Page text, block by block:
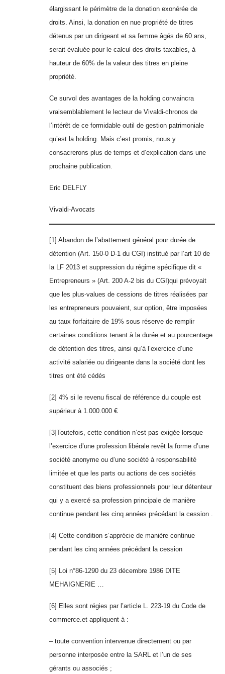
élargissant le périmètre de la donation exonérée de
droits. Ainsi, la donation en nue propriété de titres
détenus par un dirigeant et sa femme âgés de 60 ans,
serait évaluée pour le calcul des droits taxables, à
hauteur de 60% de la valeur des titres en pleine
propriété.
Ce survol des avantages de la holding convaincra
vraisemblablement le lecteur de Vivaldi-chronos de
l’intérêt de ce formidable outil de gestion patrimoniale
qu’est la holding. Mais c’est promis, nous y
consacrerons plus de temps et d’explication dans une
prochaine publication.
Eric DELFLY
Vivaldi-Avocats
[1] Abandon de l’abattement général pour durée de
détention (Art. 150-0 D-1 du CGI) institué par l’art 10 de
la LF 2013 et suppression du régime spécifique dit «
Entrepreneurs » (Art. 200 A-2 bis du CGI)qui prévoyait
que les plus-values de cessions de titres réalisées par
les entrepreneurs pouvaient, sur option, être imposées
au taux forfaitaire de 19% sous réserve de remplir
certaines conditions tenant à la durée et au pourcentage
de détention des titres, ainsi qu’à l’exercice d’une
activité salariée ou dirigeante dans la société dont les
titres ont été cédés
[2] 4% si le revenu fiscal de référence du couple est
supérieur à 1.000.000 €
[3]Toutefois, cette condition n’est pas exigée lorsque
l’exercice d’une profession libérale revêt la forme d’une
société anonyme ou d’une société à responsabilité
limitée et que les parts ou actions de ces sociétés
constituent des biens professionnels pour leur détenteur
qui y a exercé sa profession principale de manière
continue pendant les cinq années précédant la cession .
[4] Cette condition s’apprécie de manière continue
pendant les cinq années précédant la cession
[5] Loi n°86-1290 du 23 décembre 1986 DITE
MEHAIGNERIE …
[6] Elles sont régies par l’article L. 223-19 du Code de
commerce.et appliquent à :
– toute convention intervenue directement ou par
personne interposée entre la SARL et l’un de ses
gérants ou associés ;